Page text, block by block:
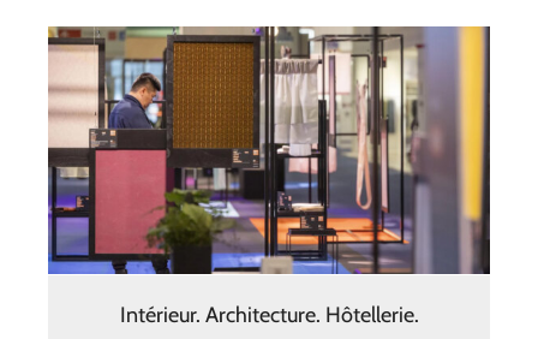
Intérieur. Architecture. Hôtellerie.